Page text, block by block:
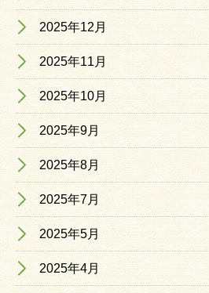
2025年12月
2025年11月
2025年10月
2025年9月
2025年8月
2025年7月
2025年5月
2025年4月